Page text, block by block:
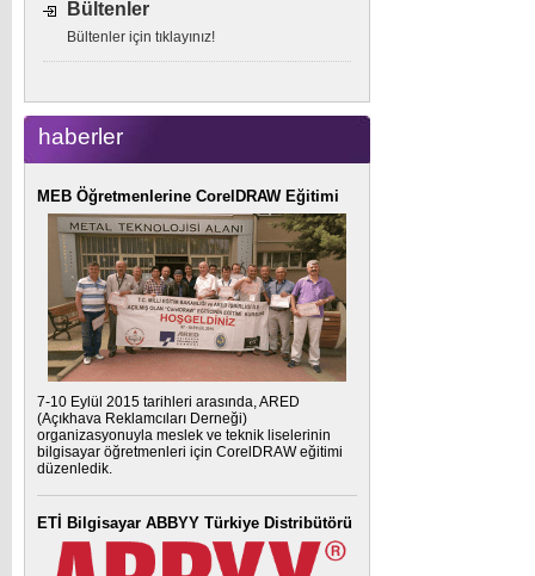
Bültenler
Bültenler için tıklayınız!
haberler
MEB Öğretmenlerine CorelDRAW Eğitimi
7-10 Eylül 2015 tarihleri arasında, ARED
(Açıkhava Reklamcıları Derneği)
organizasyonuyla meslek ve teknik liselerinin
bilgisayar öğretmenleri için CorelDRAW eğitimi
düzenledik.
ETİ Bilgisayar ABBYY Türkiye Distribütörü